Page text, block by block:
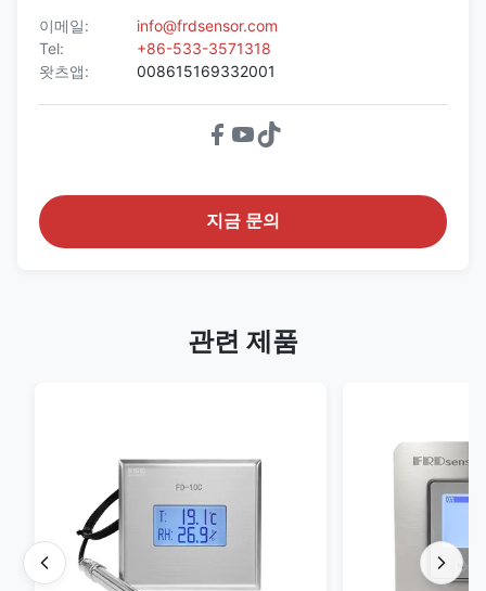
이메일:
info@frdsensor.com
Tel:
+86-533-3571318
왓츠앱:
008615169332001
지금 문의
관련 제품